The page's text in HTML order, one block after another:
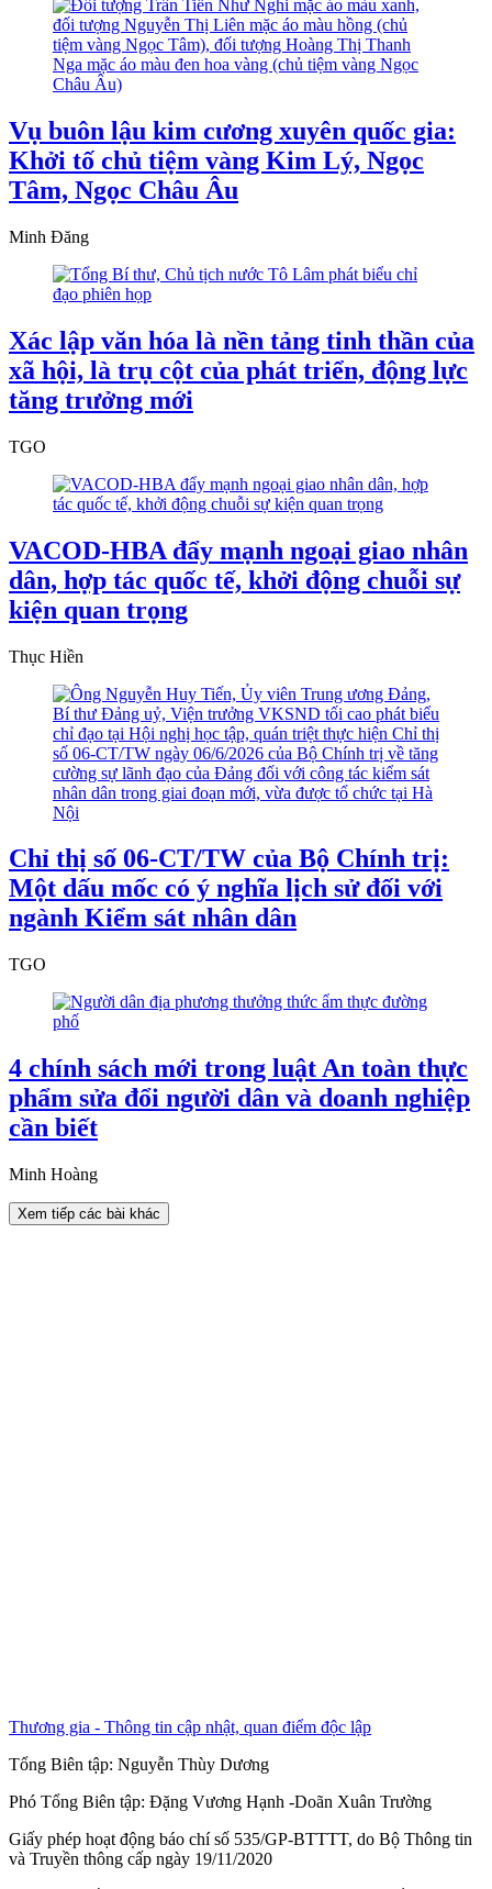
Vụ buôn lậu kim cương xuyên quốc gia:
Khởi tố chủ tiệm vàng Kim Lý, Ngọc
Tâm, Ngọc Châu Âu
Minh Đăng
Xác lập văn hóa là nền tảng tinh thần của
xã hội, là trụ cột của phát triển, động lực
tăng trưởng mới
TGO
VACOD-HBA đẩy mạnh ngoại giao nhân
dân, hợp tác quốc tế, khởi động chuỗi sự
kiện quan trọng
Thục Hiền
Chỉ thị số 06-CT/TW của Bộ Chính trị:
Một dấu mốc có ý nghĩa lịch sử đối với
ngành Kiểm sát nhân dân
TGO
4 chính sách mới trong luật An toàn thực
phẩm sửa đổi người dân và doanh nghiệp
cần biết
Minh Hoàng
Xem tiếp các bài khác
Thương gia - Thông tin cập nhật, quan điểm độc lập
Tổng Biên tập: Nguyễn Thùy Dương
Phó Tổng Biên tập: Đặng Vương Hạnh -Doãn Xuân Trường
Giấy phép hoạt động báo chí số 535/GP-BTTTT, do Bộ Thông tin
và Truyền thông cấp ngày 19/11/2020